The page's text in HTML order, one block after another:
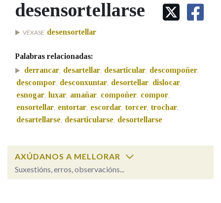
IDENTIDADE CORPORATIVA
MARCIAL DEL ADALID
FIGURAS HOMENAXEADAS
PORTAL DAS PALABRAS
Facebook
TwitterYoutubeInstagram
Bluesky
BUSCAR NOS LEMAS
Comeza por
Remata por
Contén
BUSCAR NO CONTIDO
Nas definicións
desensortellarse
VÉXASE desensortellar
Palabras relacionadas:
derrancar, desartellar, desarticular, descompoñer,
descompor, desconxuntar, desortellar, dislocar,
esnogar, luxar, amañar, compoñer, compor,
ensortellar, entortar, escordar, torcer, trochar,
desartellarse, desarticularse, desortellarse
AXÚDANOS A MELLORAR
Suxestións, erros, observacións...